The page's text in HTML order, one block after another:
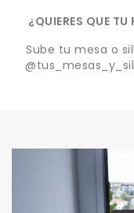
¿QUIERES QUE
Sube tu mesa o